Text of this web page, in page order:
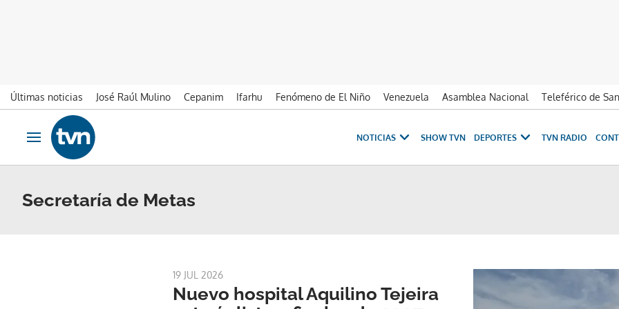
Últimas noticias José Raúl Mulino Cepanim Ifarhu Fenómeno de El Niño Venezuela Asamblea Nacional Teleférico de
Ir al contenido
Obrir navegació
NOTICIAS SHOW TVN DEPORTES TVN RADIO
Secretaría de Metas
19 JUL 2026
Nuevo hospital Aquilino Tejeira